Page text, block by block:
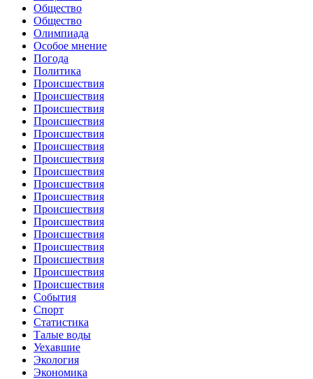
Общество
Общество
Олимпиада
Особое мнение
Погода
Политика
Происшествия
Происшествия
Происшествия
Происшествия
Происшествия
Происшествия
Происшествия
Происшествия
Происшествия
Происшествия
Происшествия
Происшествия
Происшествия
Происшествия
Происшествия
Происшествия
Происшествия
События
Спорт
Статистика
Талые воды
Уехавшие
Экология
Экономика